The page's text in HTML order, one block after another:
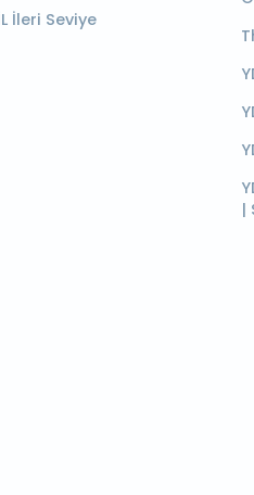
İleri Seviye
|